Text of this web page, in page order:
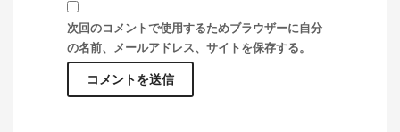
次回のコメントで使用するためブラウザーに自分
の名前、メールアドレス、サイトを保存する。